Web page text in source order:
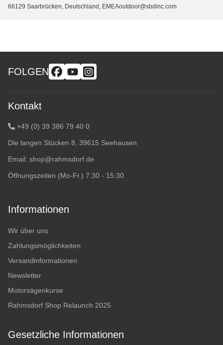
66129 Saarbrücken, Deutschland, EMEAoutdoor@sbdinc.com
FOLGEN
Kontakt
+49 (0) 39 386 79 40 0
Die langen Stücken 8, 39615 Seehausen
Email: shop@rahmsdorf.de
Öffnungszeiten (Mo-Fr.) 7:30 - 15:30
Informationen
Wir über uns
Zahlungsmöglichkeiten
Versandinformationen
Newsletter
Motorsägenkurse
Rahmsdorf Shop Relaunch 2025
Gesetzliche Informationen